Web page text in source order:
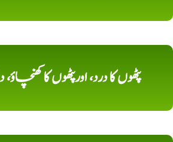
پٹھوں کا درد، اورپٹھوں کا